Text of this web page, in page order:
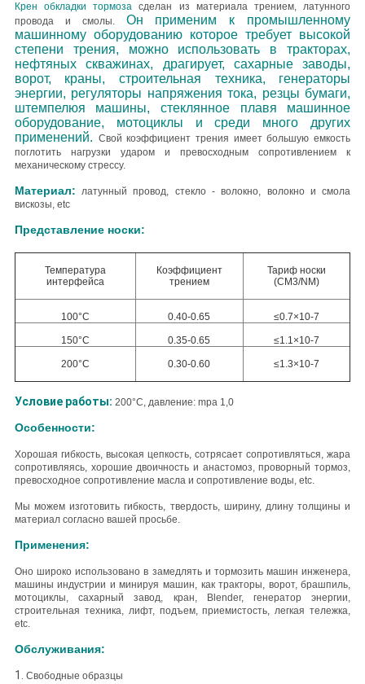
Крен обкладки тормоза сделан из материала трением, латунного
провода и смолы. Он применим к промышленному
машинному оборудованию которое требует высокой
степени трения, можно использовать в тракторах,
нефтяных скважинах, драгирует, сахарные заводы,
ворот, краны, строительная техника, генераторы
энергии, регуляторы напряжения тока, резцы бумаги,
штемпелюя машины, стеклянное плавя машинное
оборудование, мотоциклы и среди много других
применений. Свой коэффициент трения имеет большую емкость
поглотить нагрузки ударом и превосходным сопротивлением к
механическому стрессу.
Материал: латунный провод, стекло - волокно, волокно и смола
вискозы, etc
Представление носки:
Температура
интерфейса
Коэффициент
трением
Тариф носки
(CM3/NM)
100°C 0.40-0.65 ≤0.7×10-7
150°C 0.35-0.65 ≤1.1×10-7
200°C 0.30-0.60 ≤1.3×10-7
Условие работы: 200°C, давление: mpa 1,0
Особенности:
Хорошая гибкость, высокая цепкость, сотрясает сопротивляться, жара
сопротивляясь, хорошие двоичность и анастомоз, проворный тормоз,
превосходное сопротивление масла и сопротивление воды, etc.
Мы можем изготовить гибкость, твердость, ширину, длину толщины и
материал согласно вашей просьбе.
Применения:
Оно широко использовано в замедлять и тормозить машин инженера,
машины индустрии и минируя машин, как тракторы, ворот, брашпиль,
мотоциклы, сахарный завод, кран, Blender, генератор энергии,
строительная техника, лифт, подъем, приемистость, легкая тележка,
etc.
Обслуживания:
1. Свободные образцы